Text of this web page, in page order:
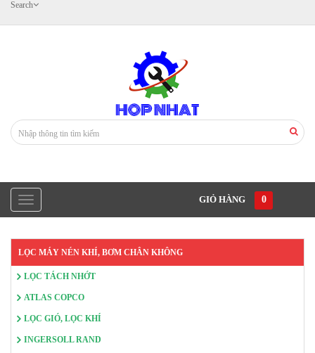
Search
GIỎ HÀNG 0
LỌC MÁY NÉN KHÍ, BƠM CHÂN KHÔNG
LỌC TÁCH NHỚT
ATLAS COPCO
LỌC GIÓ, LỌC KHÍ
INGERSOLL RAND